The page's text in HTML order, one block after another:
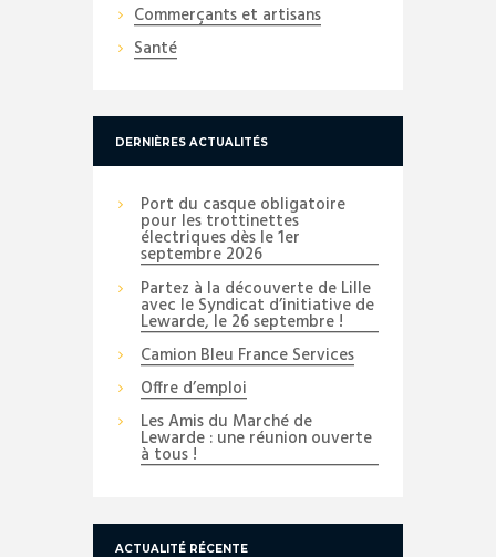
Commerçants et artisans
Santé
DERNIÈRES ACTUALITÉS
Port du casque obligatoire
pour les trottinettes
électriques dès le 1er
septembre 2026
Partez à la découverte de Lille
avec le Syndicat d’initiative de
Lewarde, le 26 septembre !
Camion Bleu France Services
Offre d’emploi
Les Amis du Marché de
Lewarde : une réunion ouverte
à tous !
ACTUALITÉ RÉCENTE